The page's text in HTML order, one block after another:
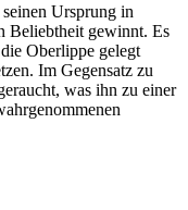
Ursprung in
Beliebtheit gewinnt. Es
Oberlippe gelegt
Im Gegensatz zu
was ihn zu einer